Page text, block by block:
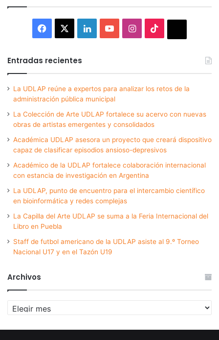
Facebook LinkedInYouTubeInstagram
Entradas recientes
La UDLAP reúne a expertos para analizar los retos de la
administración pública municipal
La Colección de Arte UDLAP fortalece su acervo con nuevas
obras de artistas emergentes y consolidados
Académica UDLAP asesora un proyecto que creará dispositivo
capaz de clasificar episodios ansioso-depresivos
Académico de la UDLAP fortalece colaboración internacional
con estancia de investigación en Argentina
La UDLAP, punto de encuentro para el intercambio científico
en bioinformática y redes complejas
La Capilla del Arte UDLAP se suma a la Feria Internacional del
Libro en Puebla
Staff de futbol americano de la UDLAP asiste al 9.º Torneo
Nacional U17 y en el Tazón U19
Archivos
Archivos